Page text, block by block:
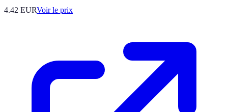
4.42 EURVoir le prix